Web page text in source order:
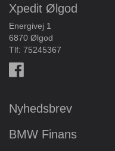
Xpedit Ølgod
Energivej 1
6870 Ølgod
Tlf: 75245367
Nyhedsbrev
BMW Finans